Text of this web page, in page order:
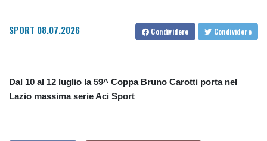
SPORT 08.07.2026 Condividere Condividere
Dal 10 al 12 luglio la 59^ Coppa Bruno Carotti porta nel
Lazio massima serie Aci Sport